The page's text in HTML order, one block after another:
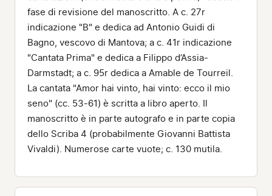
fase di revisione del manoscritto. A c. 27r
indicazione "B" e dedica ad Antonio Guidi di
Bagno, vescovo di Mantova; a c. 41r indicazione
"Cantata Prima" e dedica a Filippo d’Assia-
Darmstadt; a c. 95r dedica a Amable de Tourreil.
La cantata "Amor hai vinto, hai vinto: ecco il mio
seno" (cc. 53-61) è scritta a libro aperto. Il
manoscritto è in parte autografo e in parte copia
dello Scriba 4 (probabilmente Giovanni Battista
Vivaldi). Numerose carte vuote; c. 130 mutila.